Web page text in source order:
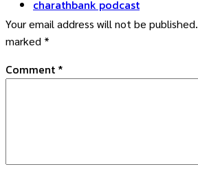
charathbank podcast
Your email address will not be published.
marked *
Comment *